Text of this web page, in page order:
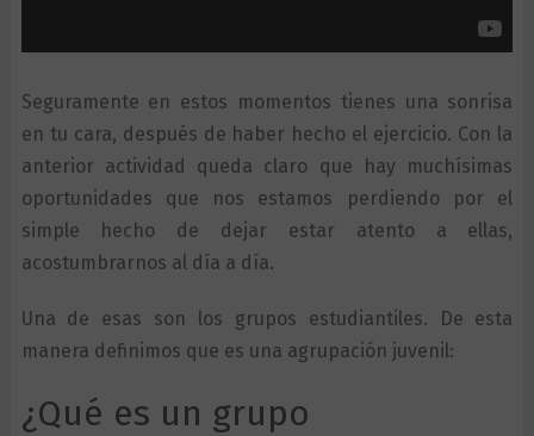
Seguramente en estos momentos tienes una sonrisa
en tu cara, después de haber hecho el ejercicio. Con la
anterior actividad queda claro que hay muchísimas
oportunidades que nos estamos perdiendo por el
simple hecho de dejar estar atento a ellas,
acostumbrarnos al día a día.
Una de esas son los grupos estudiantiles. De esta
manera definimos que es una agrupación juvenil:
¿Qué es un grupo